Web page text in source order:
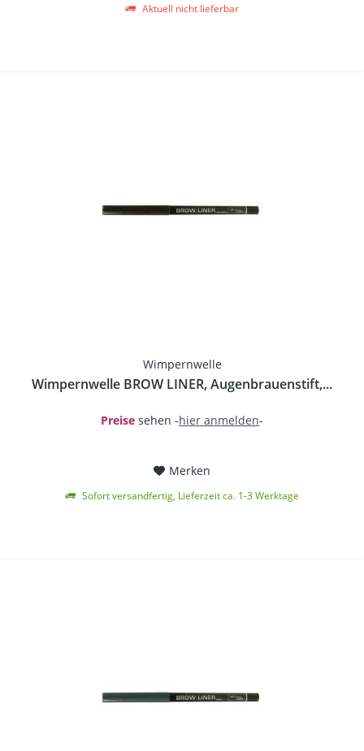
Aktuell nicht lieferbar
Wimpernwelle
Wimpernwelle BROW LINER, Augenbrauenstift,...
Preise sehen -hier anmelden-
Merken
Sofort versandfertig, Lieferzeit ca. 1-3 Werktage